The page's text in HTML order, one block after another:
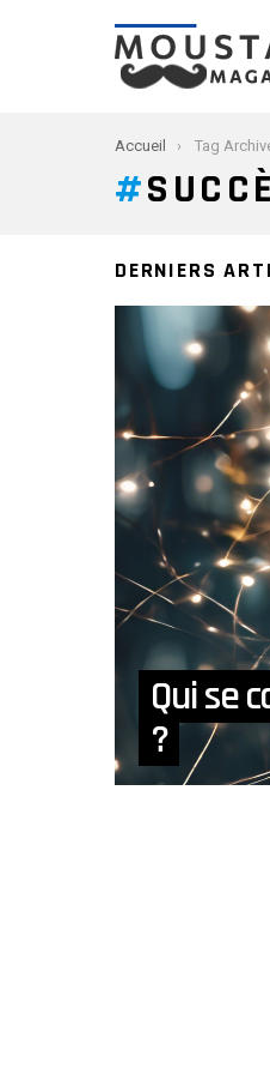
You are here:
Accueil Tag
DERNIERS
Qui se
?